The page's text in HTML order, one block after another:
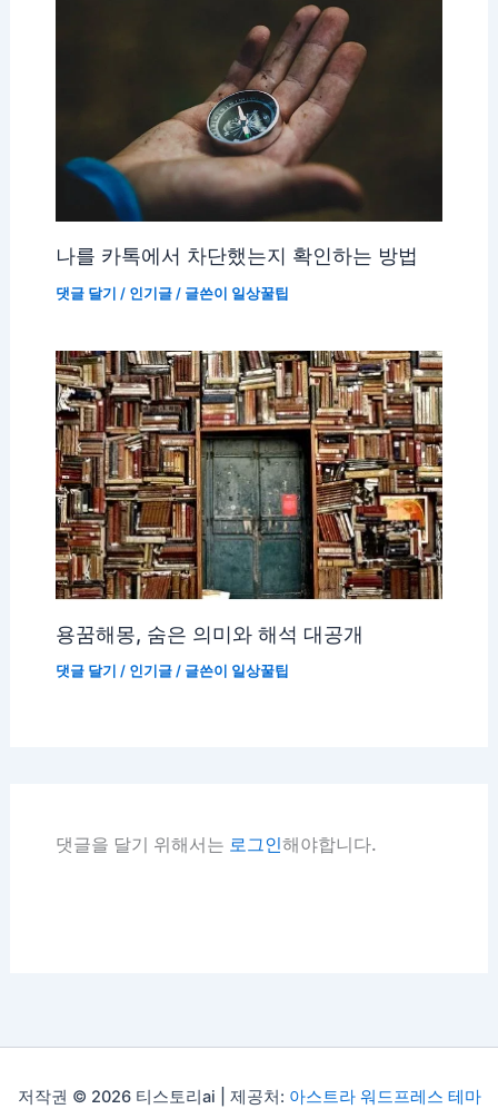
나를 카톡에서 차단했는지 확인하는 방법
댓글 달기 / 인기글/ 글쓴이 일상꿀팁
용꿈해몽, 숨은 의미와 해석 대공개
댓글 달기 / 인기글/ 글쓴이 일상꿀팁
댓글을 달기 위해서는 로그인해야합니다.
저작권 © 2026 티스토리ai | 제공처: 아스트라 워드프레스 테마